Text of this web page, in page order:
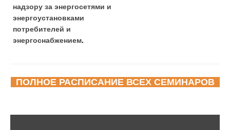
надзору за энергосетями и
энергоустановками
потребителей и
энергоснабжением.
ПОЛНОЕ РАСПИСАНИЕ ВСЕХ СЕМИНАРОВ